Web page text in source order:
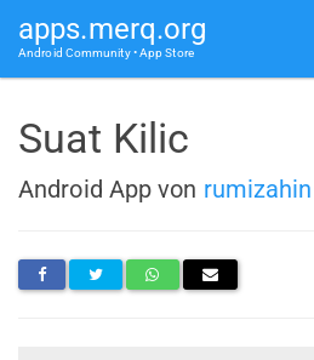
apps.merq.org
Android Community • App Store
Suat Kilic
Android App von rumizahin